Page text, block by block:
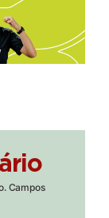
Campos